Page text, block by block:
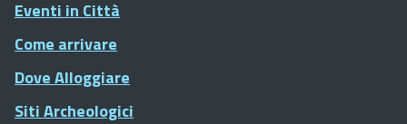
Eventi in Città
Come arrivare
Dove Alloggiare
Siti Archeologici